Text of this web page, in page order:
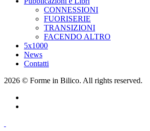
CONNESSIONI
FUORISERIE
TRANSIZIONI
FACENDO ALTRO
5x1000
News
Contatti
2026 © Forme in Bilico. All rights reserved.